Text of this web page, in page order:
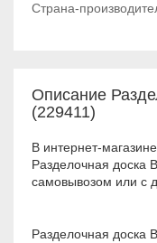
Страна-
Описание
(229411)
В интернет-
Разделочная доска
самовывозом или с
Разделочная доска